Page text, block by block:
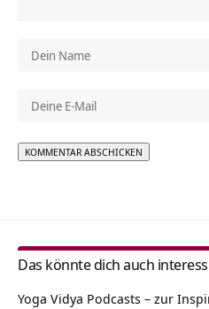
Das könnte dich auch
Yoga Vidya Podcasts – zur